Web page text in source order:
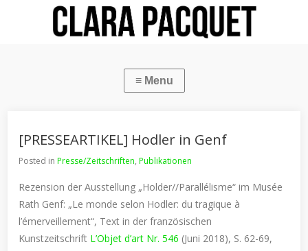
[PRESSEARTIKEL] Hodler in Genf
Posted inPresse/Zeitschriften,Publikationen
Rezension der Ausstellung „Holder//Parallélisme“ im Musée
Rath Genf: „Le monde selon Hodler: du tragique à
l’émerveillement“, Text in der französischen
Kunstzeitschrift L’Objet d’art Nr. 546 (Juni 2018), S. 62-69,